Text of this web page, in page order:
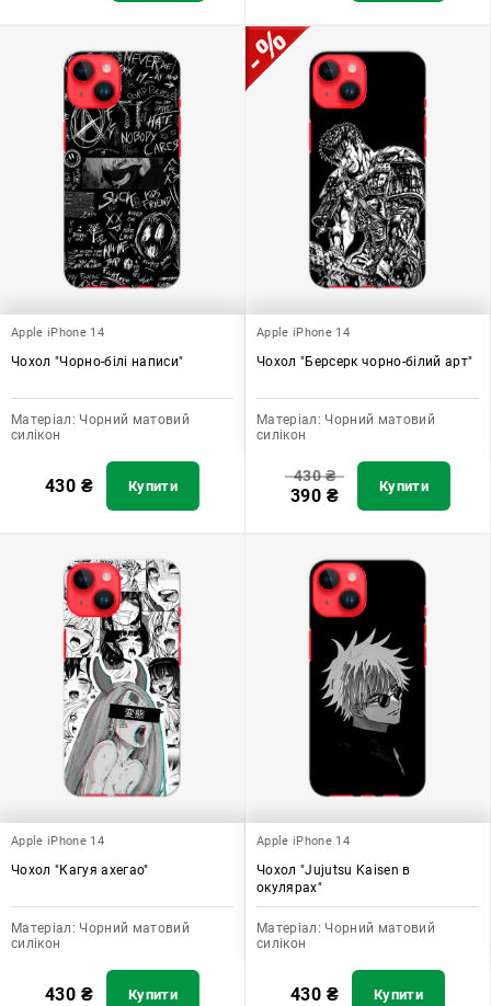
Apple iPhone 14
Чохол "Чорно-білі написи"
Матеріал: Чорний матовий
силікон
430 ₴ Купити
Apple iPhone 14
Чохол "Берсерк чорно-білий арт"
Матеріал: Чорний матовий
силікон
430₴
390 ₴ Купити
Apple iPhone 14
Чохол "Кагуя ахегао"
Матеріал: Чорний матовий
силікон
430 ₴ Купити
Apple iPhone 14
Чохол "Jujutsu Kaisen в
окулярах"
Матеріал: Чорний матовий
силікон
430 ₴ Купити